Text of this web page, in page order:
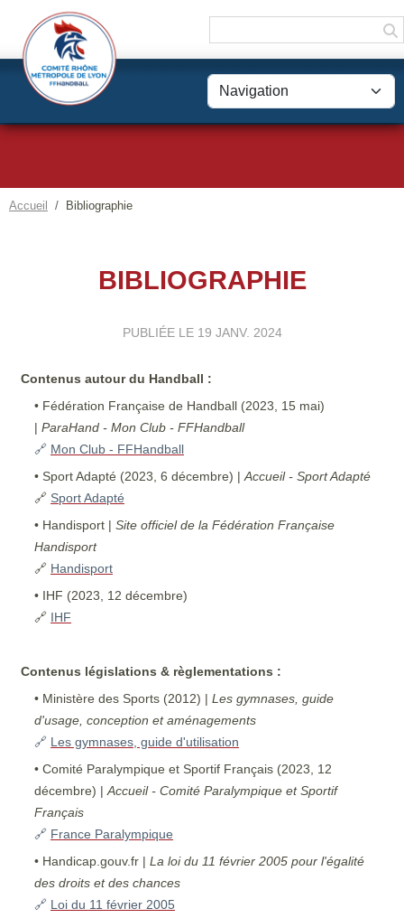
Accueil Bibliographie
BIBLIOGRAPHIE
PUBLIÉE LE 19 JANV. 2024
Contenus autour du Handball :
• Fédération Française de Handball (2023, 15 mai)
| ParaHand - Mon Club - FFHandball
🔗 Mon Club - FFHandball
• Sport Adapté (2023, 6 décembre) | Accueil - Sport Adapté
🔗 Sport Adapté
• Handisport | Site officiel de la Fédération Française
Handisport
🔗 Handisport
• IHF (2023, 12 décembre)
🔗 IHF
Contenus législations & règlementations :
• Ministère des Sports (2012) | Les gymnases, guide
d'usage, conception et aménagements
🔗 Les gymnases, guide d'utilisation
• Comité Paralympique et Sportif Français (2023, 12
décembre) | Accueil - Comité Paralympique et Sportif
Français
🔗 France Paralympique
• Handicap.gouv.fr | La loi du 11 février 2005 pour l'égalité
des droits et des chances
🔗 Loi du 11 février 2005
Panneau de gestion des cookies